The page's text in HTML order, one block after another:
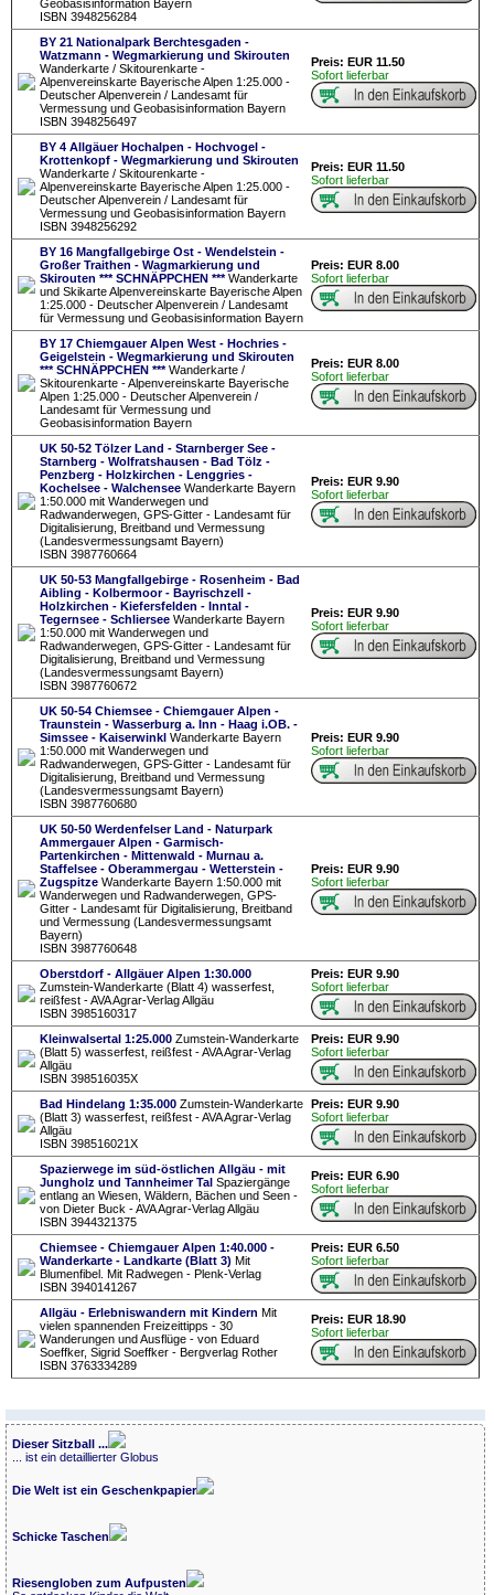
Geobasisinformation Bayern
ISBN 3948256284
BY 21 Nationalpark Berchtesgaden -
Watzmann - Wegmarkierung und Skirouten
Wanderkarte / Skitourenkarte -
Alpenvereinskarte Bayerische Alpen 1:25.000 -
Deutscher Alpenverein / Landesamt für
Vermessung und Geobasisinformation Bayern
ISBN 3948256497
Preis: EUR 11.50
Sofort lieferbar
BY 4 Allgäuer Hochalpen - Hochvogel -
Krottenkopf - Wegmarkierung und Skirouten
Wanderkarte / Skitourenkarte -
Alpenvereinskarte Bayerische Alpen 1:25.000 -
Deutscher Alpenverein / Landesamt für
Vermessung und Geobasisinformation Bayern
ISBN 3948256292
Preis: EUR 11.50
Sofort lieferbar
BY 16 Mangfallgebirge Ost - Wendelstein -
Großer Traithen - Wagmarkierung und
Skirouten *** SCHNÄPPCHEN ***Wanderkarte
und Skikarte Alpenvereinskarte Bayerische Alpen
1:25.000 - Deutscher Alpenverein / Landesamt
für Vermessung und Geobasisinformation Bayern
Preis: EUR 8.00
Sofort lieferbar
BY 17 Chiemgauer Alpen West - Hochries -
Geigelstein - Wegmarkierung und Skirouten
*** SCHNÄPPCHEN ***Wanderkarte /
Skitourenkarte - Alpenvereinskarte Bayerische
Alpen 1:25.000 - Deutscher Alpenverein /
Landesamt für Vermessung und
Geobasisinformation Bayern
Preis: EUR 8.00
Sofort lieferbar
UK 50-52 Tölzer Land - Starnberger See -
Starnberg - Wolfratshausen - Bad Tölz -
Penzberg - Holzkirchen - Lenggries -
Kochelsee - Walchensee Wanderkarte Bayern
1:50.000 mit Wanderwegen und
Radwanderwegen, GPS-Gitter - Landesamt für
Digitalisierung, Breitband und Vermessung
(Landesvermessungsamt Bayern)
ISBN 3987760664
Preis: EUR 9.90
Sofort lieferbar
UK 50-53 Mangfallgebirge - Rosenheim - Bad
Aibling - Kolbermoor - Bayrischzell -
Holzkirchen - Kiefersfelden - Inntal -
Tegernsee - Schliersee Wanderkarte Bayern
1:50.000 mit Wanderwegen und
Radwanderwegen, GPS-Gitter - Landesamt für
Digitalisierung, Breitband und Vermessung
(Landesvermessungsamt Bayern)
ISBN 3987760672
Preis: EUR 9.90
Sofort lieferbar
UK 50-54 Chiemsee - Chiemgauer Alpen -
Traunstein - Wasserburg a. Inn - Haag i.OB. -
Simssee - Kaiserwinkl Wanderkarte Bayern
1:50.000 mit Wanderwegen und
Radwanderwegen, GPS-Gitter - Landesamt für
Digitalisierung, Breitband und Vermessung
(Landesvermessungsamt Bayern)
ISBN 3987760680
Preis: EUR 9.90
Sofort lieferbar
UK 50-50 Werdenfelser Land - Naturpark
Ammergauer Alpen - Garmisch-
Partenkirchen - Mittenwald - Murnau a.
Staffelsee - Oberammergau - Wetterstein -
Zugspitze Wanderkarte Bayern 1:50.000 mit
Wanderwegen und Radwanderwegen, GPS-
Gitter - Landesamt für Digitalisierung, Breitband
und Vermessung (Landesvermessungsamt
Bayern)
ISBN 3987760648
Preis: EUR 9.90
Sofort lieferbar
Oberstdorf - Allgäuer Alpen 1:30.000
Zumstein-Wanderkarte (Blatt 4) wasserfest,
reißfest - AVA Agrar-Verlag Allgäu
ISBN 3985160317
Preis: EUR 9.90
Sofort lieferbar
Kleinwalsertal 1:25.000 Zumstein-Wanderkarte
(Blatt 5) wasserfest, reißfest - AVA Agrar-Verlag
Allgäu
ISBN 398516035X
Preis: EUR 9.90
Sofort lieferbar
Bad Hindelang 1:35.000 Zumstein-Wanderkarte
(Blatt 3) wasserfest, reißfest - AVA Agrar-Verlag
Allgäu
ISBN 398516021X
Preis: EUR 9.90
Sofort lieferbar
Spazierwege im süd-östlichen Allgäu - mit
Jungholz und Tannheimer Tal Spaziergänge
entlang an Wiesen, Wäldern, Bächen und Seen -
von Dieter Buck - AVA Agrar-Verlag Allgäu
ISBN 3944321375
Preis: EUR 6.90
Sofort lieferbar
Chiemsee - Chiemgauer Alpen 1:40.000 -
Wanderkarte - Landkarte (Blatt 3) Mit
Blumenfibel. Mit Radwegen - Plenk-Verlag
ISBN 3940141267
Preis: EUR 6.50
Sofort lieferbar
Allgäu - Erlebniswandern mit Kindern Mit
vielen spannenden Freizeittipps - 30
Wanderungen und Ausflüge - von Eduard
Soeffker, Sigrid Soeffker - Bergverlag Rother
ISBN 3763334289
Preis: EUR 18.90
Sofort lieferbar
Dieser Sitzball ...
... ist ein detaillierter Globus
Die Welt ist ein Geschenkpapier
Schicke Taschen
Riesengloben zum Aufpusten